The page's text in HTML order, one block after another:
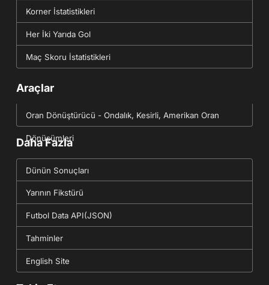
Korner İstatistikleri
Her İki Yarıda Gol
Maç Skoru İstatistikleri
Araçlar
Oran Dönüştürücü - Ondalık, Kesirli, Amerikan Oran
Dönüşümleri
Daha Fazla
Dünün Sonuçları
Yarının Fikstürü
Futbol Data API(JSON)
Tahminler
English Site